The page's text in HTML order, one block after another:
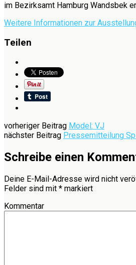
im Bezirksamt Hamburg Wandsbek
Weitere Informationen zur
Teilen
vorheriger Beitrag Model: VJ
nächster Beitrag Pressemitteilung
Schreibe einen
Deine E-Mail-Adresse wird nicht
Felder sind mit * markiert
Kommentar